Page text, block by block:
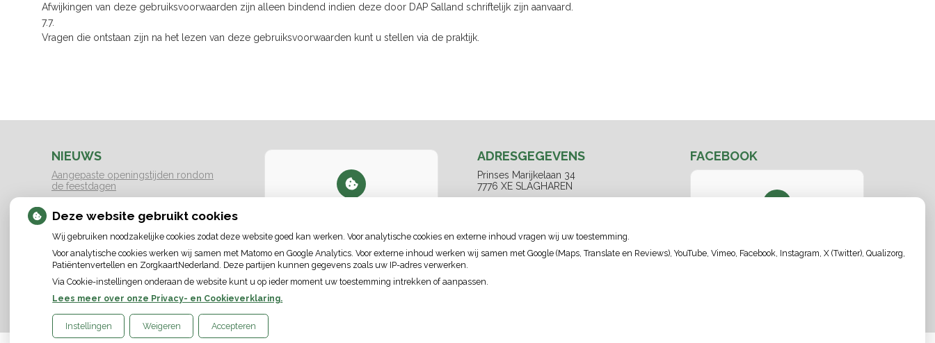
Afwijkingen van deze gebruiksvoorwaarden zijn alleen bindend indien deze door DAP Salland schriftelijk zijn aanvaard.
7.7.
Vragen die ontstaan zijn na het lezen van deze gebruiksvoorwaarden kunt u stellen via de praktijk.
NIEUWS
Aangepaste openingstijden rondom
de feestdagen
Blauwtongvirus blijkt serotype 3: nog
honden
Sluiting tijdens hemelvaart en
pinksteren
ADRESGEGEVENS
Prinses Marijkelaan 34
7776 XE SLAGHAREN
FACEBOOK
nodig zijn om dit te zien.
Deze website gebruikt cookies
Wij gebruiken noodzakelijke cookies zodat deze website goed kan werken. Voor analytische cookies en externe inhoud vragen wij uw toestemming.
Voor analytische cookies werken wij samen met Matomo en Google Analytics. Voor externe inhoud werken wij samen met Google (Maps, Translate en Reviews), YouTube, Vimeo, Facebook, Instagram, X (Twitter), Qualizorg,
Patiëntenvertellen en ZorgkaartNederland. Deze partijen kunnen gegevens zoals uw IP-adres verwerken.
Via Cookie-instellingen onderaan de website kunt u op ieder moment uw toestemming intrekken of aanpassen.
Lees meer over onze Privacy- en Cookieverklaring.
Instellingen Weigeren Accepteren